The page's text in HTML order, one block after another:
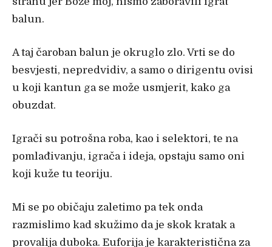
balun.
A taj čaroban balun je okruglo zlo. Vrti se do
besvjesti, nepredvidiv, a samo o dirigentu ovisi
u koji kantun ga se može usmjerit, kako ga
obuzdat.
Igrači su potrošna roba, kao i selektori, te na
pomlađivanju, igrača i ideja, opstaju samo oni
koji kuže tu teoriju.
Mi se po običaju zaletimo pa tek onda
razmislimo kad skužimo da je skok kratak a
provalija duboka. Euforija je karakteristična za